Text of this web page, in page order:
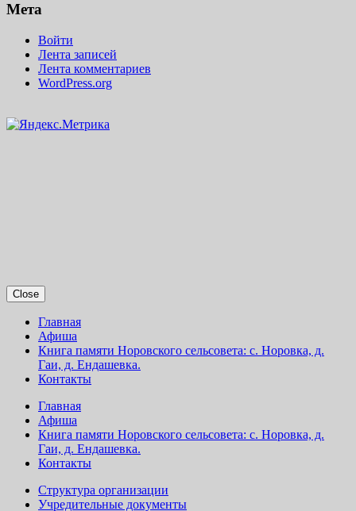
Мета
Войти
Лента записей
Лента комментариев
WordPress.org
Close
Главная
Афиша
Книга памяти Норовского сельсовета: с. Норовка, д.
Гаи, д. Ендашевка.
Контакты
Главная
Афиша
Книга памяти Норовского сельсовета: с. Норовка, д.
Гаи, д. Ендашевка.
Контакты
Структура организации
Учредительные документы